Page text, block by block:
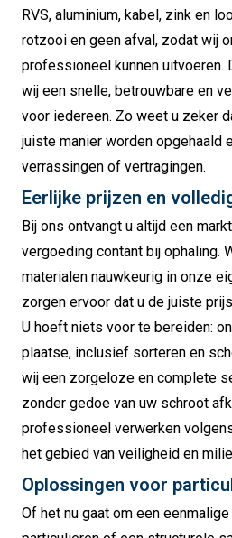
RVS, aluminium, kabel, zink en
rotzooi en geen afval, zodat wij
professioneel kunnen uitvoeren.
wij een snelle, betrouwbare en
voor iedereen. Zo weet u zeker
juiste manier worden opgehaald
verrassingen of vertragingen.
Eerlijke prijzen en
Bij ons ontvangt u altijd een
vergoeding contant bij ophaling.
materialen nauwkeurig in onze
zorgen ervoor dat u de juiste
U hoeft niets voor te bereiden:
plaatse, inclusief sorteren en
wij een zorgeloze en complete
zonder gedoe van uw schroot
professioneel verwerken
het gebied van veiligheid en
Oplossingen voor
Of het nu gaat om een